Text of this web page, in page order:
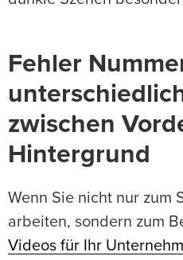
Fehler
zwischen
Hintergrund
Wenn Sie nicht nur zum
arbeiten, sondern zum
Videos für Ihr